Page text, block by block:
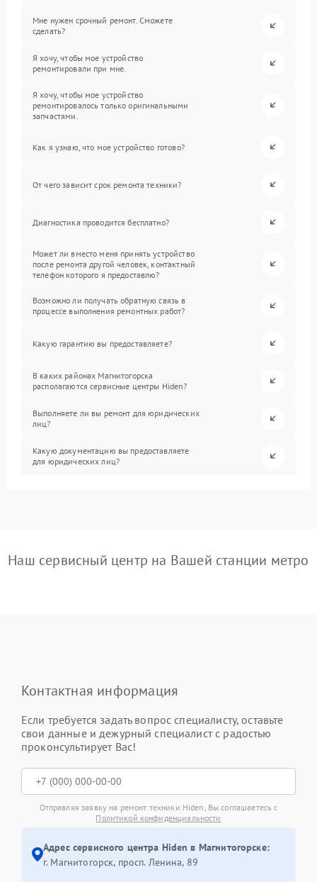
Мне нужен срочный ремонт. Сможете
сделать?
Я хочу, чтобы мое устройство
ремонтировали при мне.
Я хочу, чтобы мое устройство
ремонтировалось только оригинальными
запчастями.
Как я узнаю, что мое устройство готово?
От чего зависит срок ремонта техники?
Диагностика проводится бесплатно?
Может ли вместо меня принять устройство
после ремонта другой человек, контактный
телефон которого я предоставлю?
Возможно ли получать обратную связь в
процессе выполнения ремонтных работ?
Какую гарантию вы предоставляете?
В каких районах Магнитогорска
располагаются сервисные центры Hiden?
Выполняете ли вы ремонт для юридических
лиц?
Какую документацию вы предоставляете
для юридических лиц?
Наш сервисный центр на Вашей станции метро
Контактная информация
Если требуется задать вопрос специалисту, оставьте
свои данные и дежурный специалист с радостью
проконсультирует Вас!
Отправляя заявку на ремонт техники Hiden, Вы соглашаетесь с
Политикой конфиденциальности
Адрес сервисного центра Hiden в Магнитогорске:
г. Магнитогорск, просп. Ленина, 89